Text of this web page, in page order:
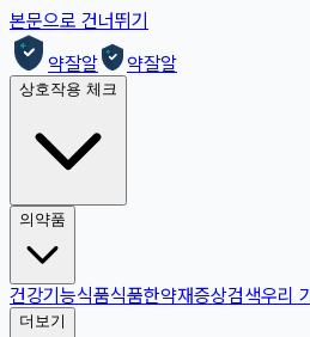
본문으로 건너뛰기
약잘알
약잘알
상호작용 체크
의약품
건강기능식품식품한약재증상검색우리
더보기